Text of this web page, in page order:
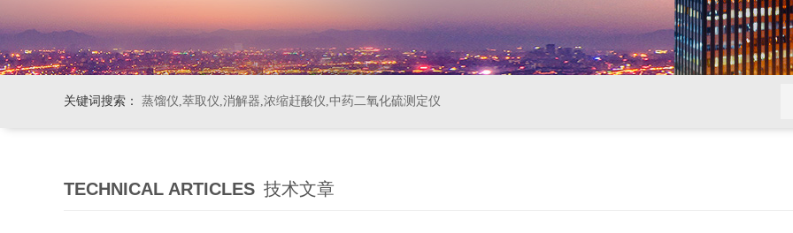
关键词搜索： 蒸馏仪,萃取仪,消解器,浓缩赶酸仪,中药二氧化硫测定仪
TECHNICAL ARTICLES 技术文章